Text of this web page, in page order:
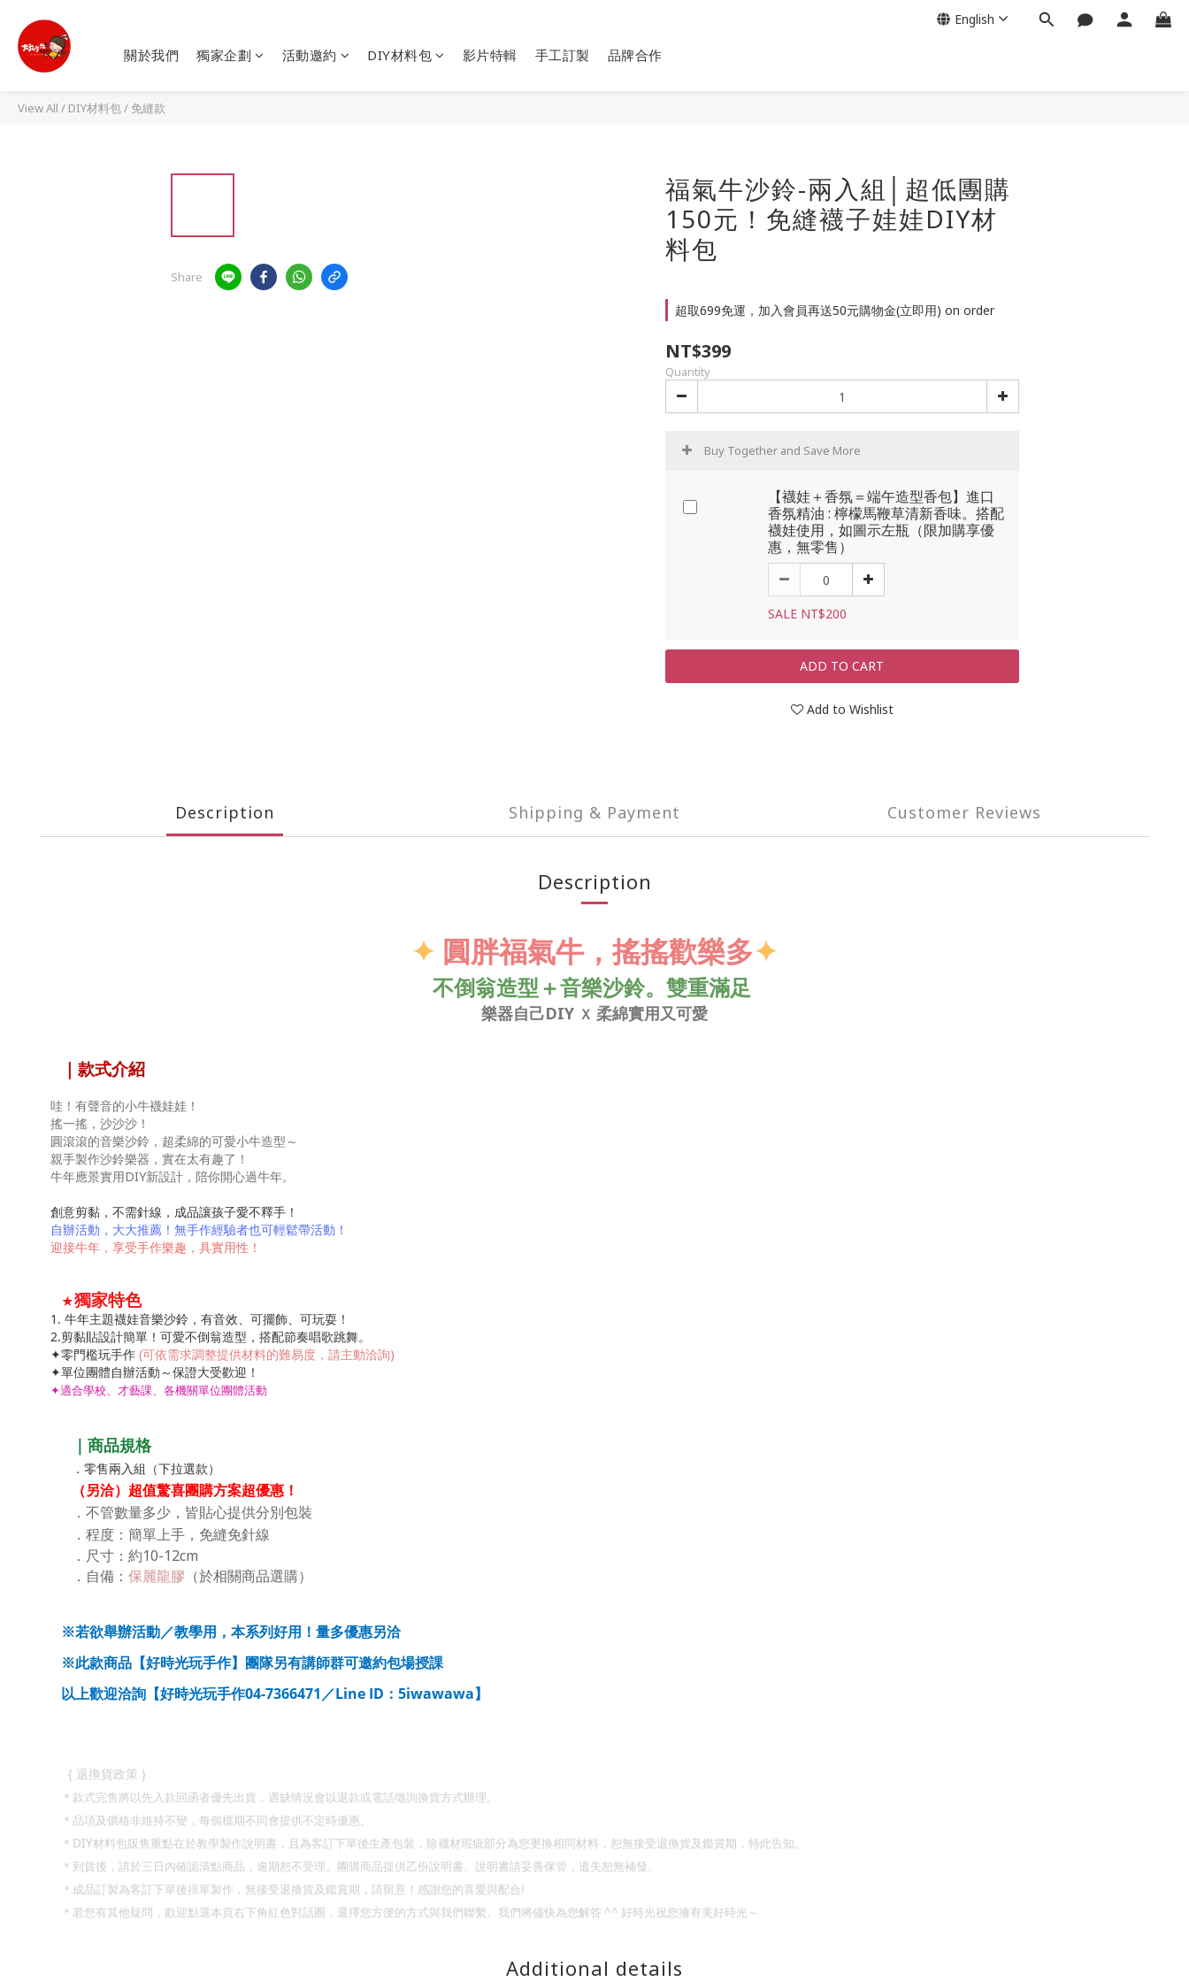
關於我們 獨家企劃 活動邀約 DIY材料包 影片特輯 手工訂製 品牌合作
English
View All / DIY材料包/免縫款
Share
福氣牛沙鈴-兩入組│超低團購
150元！免縫襪子娃娃DIY材
料包
超取699免運，加入會員再送50元購物金(立即用) on order
NT$399
Quantity
Buy Together and Save More
【襪娃＋香氛＝端午造型香包】進口
香氛精油 : 檸檬馬鞭草清新香味。搭配
襪娃使用，如圖示左瓶（限加購享優
惠，無零售）
SALE NT$200
ADD TO CART
Add to Wishlist
Description Shipping & Payment Customer Reviews
Description
✦ 圓胖福氣牛，搖搖歡樂多✦
不倒翁造型＋音樂沙鈴。雙重滿足
樂器自己DIY Ｘ 柔綿實用又可愛
｜款式介紹
哇！有聲音的小牛襪娃娃！
搖一搖，沙沙沙！
圓滾滾的音樂沙鈴，超柔綿的可愛小牛造型～
親手製作沙鈴樂器，實在太有趣了！
牛年應景實用DIY新設計，陪你開心過牛年。
創意剪黏，不需針線，成品讓孩子愛不釋手！
自辦活動，大大推薦！無手作經驗者也可輕鬆帶活動！
迎接牛年，享受手作樂趣，具實用性！
★獨家特色
1. 牛年主題襪娃音樂沙鈴，有音效、可擺飾、可玩耍！
2.剪黏貼設計簡單！可愛不倒翁造型，搭配節奏唱歌跳舞。
✦零門檻玩手作 (可依需求調整提供材料的難易度，請主動洽詢)
✦單位團體自辦活動～保證大受歡迎！
✦適合學校、才藝課、各機關單位團體活動
｜商品規格
．零售兩入組（下拉選款）
（另洽）超值驚喜團購方案超優惠！
． 不管數量多少，皆貼心提供分別包裝
． 程度：簡單上手，免縫免針線
．尺寸 ：約10-12cm
． 自備： 保麗龍膠 （於相關商品選購）
※若欲舉辦活動／教學用，本系列好用！量多優惠另洽
※此款商品【好時光玩手作】團隊另有講師群可邀約包場授課
以上歡迎洽詢【好時光玩手作04-7366471 ／Line ID ： 5iwawawa 】
{ 退換貨政策 }
＊款式完售將以先入款回函者優先出貨，遇缺情況會以退款或電話徵詢換貨方式辦理。
＊品項及價格非維持不變，每個檔期不同會提供不定時優惠。
＊ DIY材料包販售重點在於教學製作說明書，且為客訂下單後生產包裝，除襪材瑕疵部分為您更換相同材料，恕無接受退換貨及鑑賞期，特此告知。
＊到貨後，請於三日內確認清點商品，逾期恕不受理。團購商品提供乙份說明書。說明書請妥善保管，遺失恕無補發。
＊成品訂製為客訂下單後排單製作，無接受退換貨及鑑賞期，請留意！ 感謝您的喜愛與配合!
＊若您有其他疑問，歡迎點選本頁右下角紅色對話圈，選擇您方便的方式與我們聯繫。我們將儘快為您解答 ^^ 好時光祝您擁有美好時光～
Additional details